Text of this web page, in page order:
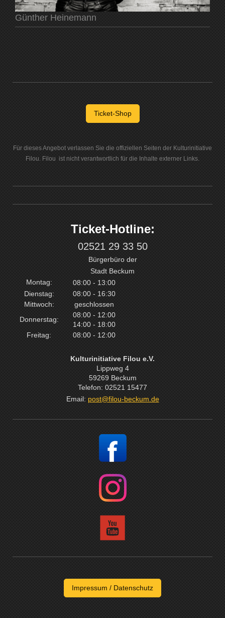
Günther Heinemann
Ticket-Shop
Für dieses Angebot verlassen Sie die offiziellen Seiten der Kulturinitiative
Filou. Filou ist nicht verantwortlich für die Inhalte externer Links.
Ticket-Hotline:
02521 29 33 50
Bürgerbüro der
Stadt Beckum
Montag:
08:00 - 13:00
Dienstag:
08:00 - 16:30
Mittwoch:
geschlossen
Donnerstag:
08:00 - 12:00
14:00 - 18:00
Freitag:
08:00 - 12:00
Kulturinitiative Filou e.V.
Lippweg 4
59269 Beckum
Telefon: 02521 15477
Email: post@filou-beckum.de
Impressum / Datenschutz